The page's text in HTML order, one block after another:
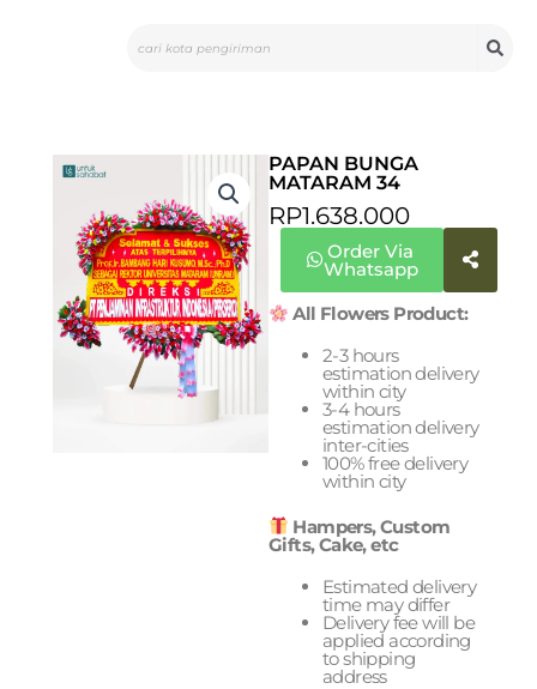
PAPAN BUNGA
MATARAM 34
RP1.638.000
Order Via
Whatsapp
All Flowers Product:
2-3 hours
estimation delivery
within city
3-4 hours
estimation delivery
inter-cities
100% free delivery
within city
Hampers, Custom
Gifts, Cake, etc
Estimated delivery
time may differ
Delivery fee will be
applied according
to shipping
address